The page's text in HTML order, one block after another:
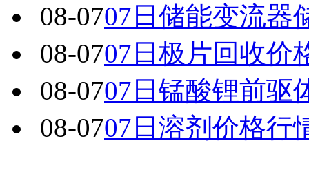
08-0707日储能变流器
08-0707日极片回收价
08-0707日锰酸锂前驱
08-0707日溶剂价格行